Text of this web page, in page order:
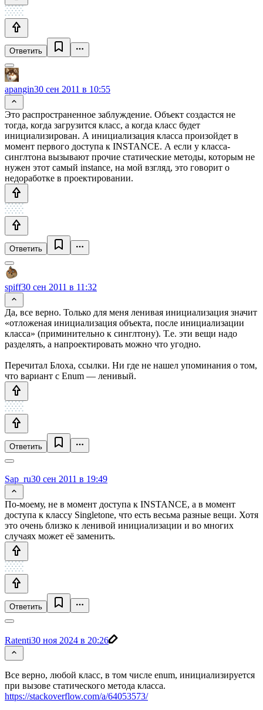
Ответить
apangin30 сен 2011 в 10:55
Это распространенное заблуждение. Объект создастся не
тогда, когда загрузится класс, а когда класс будет
инициализирован. А инициализация класса произойдет в
момент первого доступа к INSTANCE. А если у класса-
синглтона вызывают прочие статические методы, которым не
нужен этот самый instance, на мой взгляд, это говорит о
недоработке в проектировании.
Ответить
spiff30 сен 2011 в 11:32
Да, все верно. Только для меня ленивая инициализация значит
«отложеная инициализация объекта, после инициализации
класса» (приминительно к синглтону). Т.е. эти вещи надо
разделять, а напроектировать можно что угодно.
Перечитал Блоха, ссылки. Ни где не нашел упоминания о том,
что вариант с Enum — ленивый.
Ответить
Sap_ru30 сен 2011 в 19:49
По-моему, не в момент доступа к INSTANCE, а в момент
доступа к классу Singletone, что есть весьма разные вещи. Хотя
это очень близко к ленивой инициализации и во многих
случаях может её заменить.
Ответить
Ratenti30 ноя 2024 в 20:26
Все верно, любой класс, в том числе enum, инициализируется
при вызове статического метода класса.
https://stackoverflow.com/a/64053573/